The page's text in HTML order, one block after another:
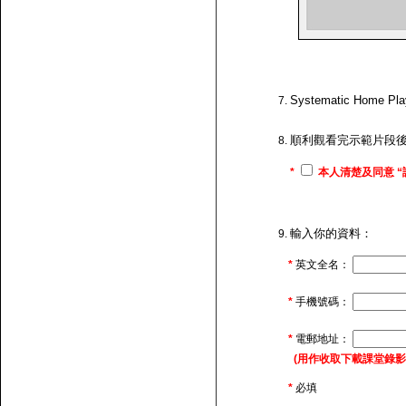
Systematic Home
順利觀看完示範片段
* 本人清楚及同意
輸入你的資料：
* 英文全名：
* 手機號碼：
* 電郵地址：
(用作收取下載課堂錄
* 必填